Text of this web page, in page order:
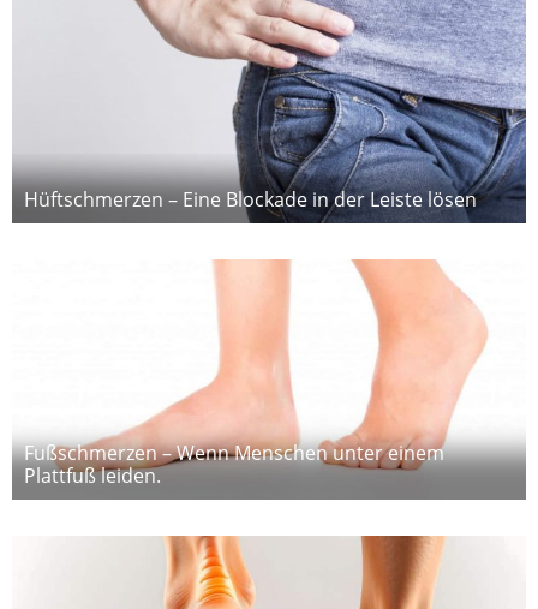
Hüftschmerzen – Eine Blockade in der Leiste lösen
Fußschmerzen – Wenn Menschen unter einem
Plattfuß leiden.